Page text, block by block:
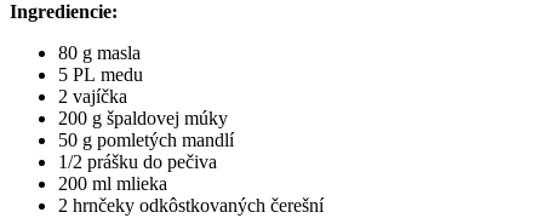
Ingrediencie:
80 g masla
5 PL medu
2 vajíčka
200 g špaldovej múky
50 g pomletých mandlí
1/2 prášku do pečiva
200 ml mlieka
2 hrnčeky odkôstkovaných čerešní